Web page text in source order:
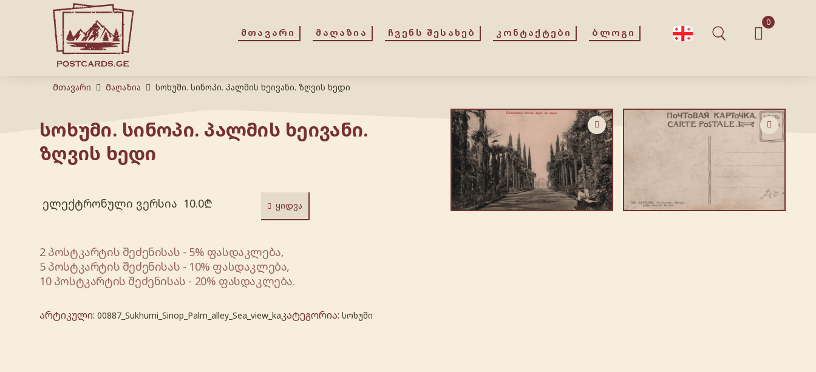
ᲛᲗᲐᲕᲐᲠᲘ ᲛᲐᲦᲐᲖᲘᲐ ᲩᲕᲔᲜᲡ ᲨᲔᲡᲐᲮᲔᲑ ᲙᲝᲜᲢᲐᲥᲢᲔᲑᲘ ᲑᲚᲝᲒᲘ
0
Მთავარი Მაღაზია სოხუმი. სინოპი. პალმის ხეივანი. ზღვის ხედი
სოხუმი. სინოპი. პალმის ხეივანი.
ზღვის ხედი
ელექტრონული ვერსია 10.0₾ ᲧᲘᲓᲕᲐ
2 პოსტკარტის შეძენისას - 5% ფასდაკლება,
5 პოსტკარტის შეძენისას - 10% ფასდაკლება,
10 პოსტკარტის შეძენისას - 20% ფასდაკლება.
არტიკული: 00887_Sukhumi_Sinop_Palm_alley_Sea_view_kaკატეგორია: სოხუმი